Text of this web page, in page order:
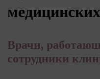
Врачи,
сотрудники